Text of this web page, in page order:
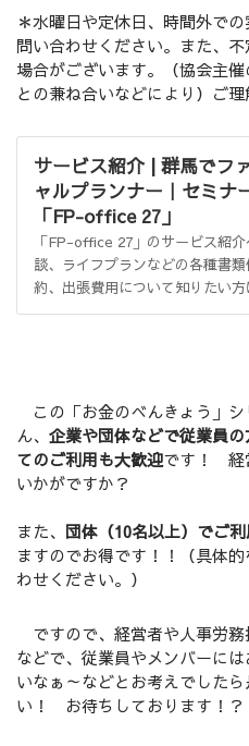
＊水曜日や定休日、時間外で
問い合わせください。また、
場合がございます。（協会主
との兼ね合いなどにより）ご理
サービス紹介 | 群馬でフ
ャルプランナー｜セミナ
「FP-office 27」
「FP-office 27」のサービス紹
談、ライフプランなどの各種書
約、出張費用について知りたい方
この「お金のべんきょう」
ん、 企業や団体などで従業員
てのご利用も大歓迎です！ 経
いかがですか？
また、 団体（10名以上）でご利
ますのでお得です！！（具体
わせください。）
ですので、経営者や人事労
などで、従業員やメンバーに
いなぁ～などとお考えでした
い！ お待ちしております！？